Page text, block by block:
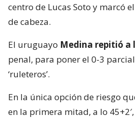
centro de Lucas Soto y marcó
de cabeza.
El uruguayo Medina repitió a
penal, para poner el 0-3
‘ruleteros’.
En la única opción de riesgo
en la primera mitad, a lo 45+2′,